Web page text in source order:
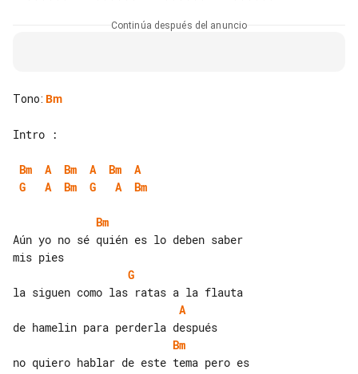
Continúa después del anuncio
Tono: Bm
Intro :
Bm A Bm A Bm
A
G
A Bm G A Bm
Bm
Aún yo no sé quién es lo deben saber
G
A
Bm
no quiero hablar de este tema pero es